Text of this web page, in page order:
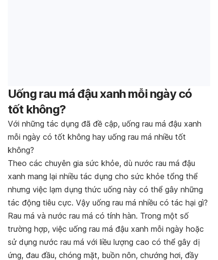
Uống rau má đậu xanh mỗi ngày có
tốt không?
Với những tác dụng đã đề cập, uống rau má đậu xanh
mỗi ngày có tốt không hay uống rau má nhiều tốt
không?
Theo các chuyên gia sức khỏe, dù nước rau má đậu
xanh mang lại nhiều tác dụng cho sức khỏe tổng thể
nhưng việc lạm dụng thức uống này có thể gây những
tác động tiêu cực. Vậy uống rau má nhiều có tác hại gì?
Rau má và nước rau má có tính hàn. Trong một số
trường hợp, việc uống rau má đậu xanh mỗi ngày hoặc
sử dụng nước rau má với liều lượng cao có thể gây dị
ứng, đau đầu, chóng mặt, buồn nôn, chướng hơi, đầy